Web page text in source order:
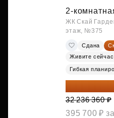
2-
ЖК Скай
этаж, №375
Сдана
Живите
Гибкая
24 177 270
32 236 360 ₽
395 700 ₽